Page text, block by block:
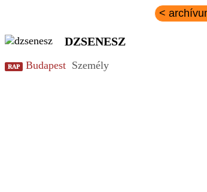
<
DZSENESZ
RAP Budapest Személy